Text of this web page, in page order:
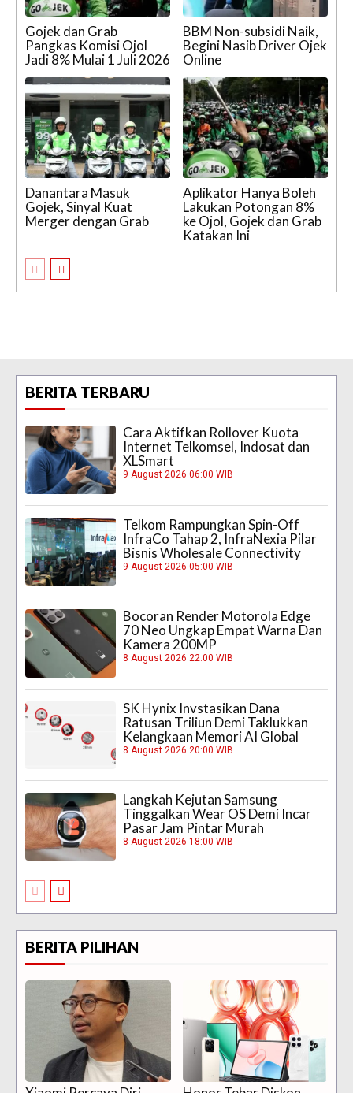
Gojek dan Grab
Pangkas Komisi Ojol
Jadi 8% Mulai 1 Juli 2026
BBM Non-subsidi Naik,
Begini Nasib Driver Ojek
Online
Danantara Masuk
Gojek, Sinyal Kuat
Merger dengan Grab
Aplikator Hanya Boleh
Lakukan Potongan 8%
ke Ojol, Gojek dan Grab
Katakan Ini
BERITA TERBARU
Cara Aktifkan Rollover Kuota
Internet Telkomsel, Indosat dan
XLSmart
9 August 2026 06:00 WIB
Telkom Rampungkan Spin-Off
InfraCo Tahap 2, InfraNexia Pilar
Bisnis Wholesale Connectivity
9 August 2026 05:00 WIB
Bocoran Render Motorola Edge
70 Neo Ungkap Empat Warna Dan
Kamera 200MP
8 August 2026 22:00 WIB
SK Hynix Invstasikan Dana
Ratusan Triliun Demi Taklukkan
Kelangkaan Memori AI Global
8 August 2026 20:00 WIB
Langkah Kejutan Samsung
Tinggalkan Wear OS Demi Incar
Pasar Jam Pintar Murah
8 August 2026 18:00 WIB
BERITA PILIHAN